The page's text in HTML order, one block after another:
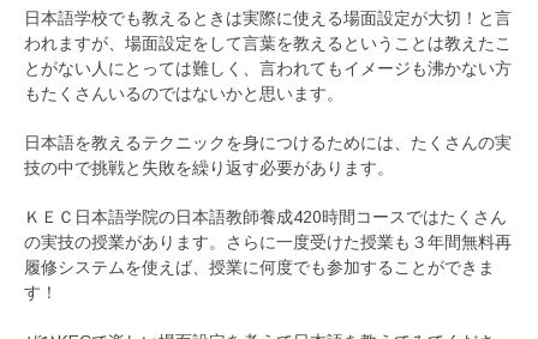
日本語学校でも教えるときは実際に使える場面設定が大切！と言
われますが、場面設定をして言葉を教えるということは教えたこ
とがない人にとっては難しく、言われてもイメージも沸かない方
もたくさんいるのではないかと思います。
日本語を教えるテクニックを身につけるためには、たくさんの実
技の中で挑戦と失敗を繰り返す必要があります。
ＫＥＣ日本語学院の日本語教師養成420時間コースではたくさん
の実技の授業があります。さらに一度受けた授業も３年間無料再
履修システムを使えば、授業に何度でも参加することができま
す！